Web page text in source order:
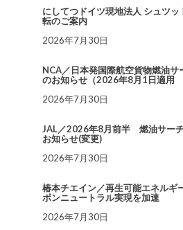
にしてつドイツ現地法人 シュツ
転のご案内
2026年7月30日
NCA／日本発国際航空貨物燃油サ
のお知らせ（2026年8月1日適用
2026年7月30日
JAL／2026年8月前半 燃油サー
お知らせ(変更)
2026年7月30日
椿本チエイン／再生可能エネルギ
ボンニュートラル実現を加速
2026年7月30日